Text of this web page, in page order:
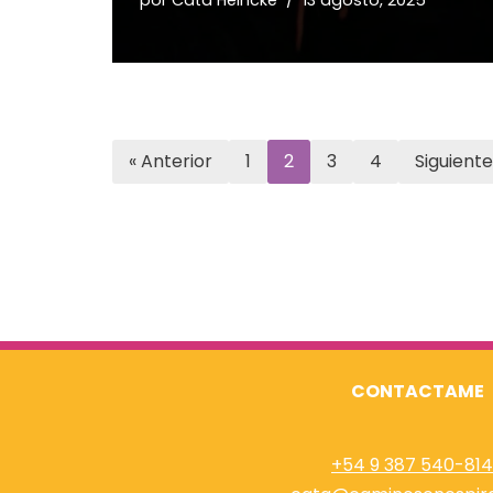
« Anterior 1 2 3 4
CONTACTAME
+54 9 387 540-